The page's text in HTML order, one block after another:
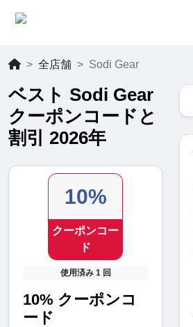
全店舗 Sodi Gear
ベスト Sodi Gear
クーポンコードと
割引 2026年
10%
クーポンコー
ド
使用済み 1 回
10% クーポンコ
ード